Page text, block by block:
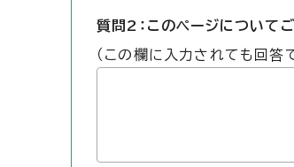
質問2：このページについて
（この欄に入力されても回答